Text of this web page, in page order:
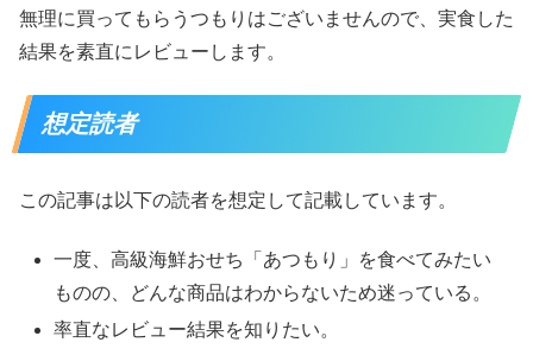
無理に買ってもらうつもりはございませんので、実食した
結果を素直にレビューします。
想定読者
この記事は以下の読者を想定して記載しています。
一度、高級海鮮おせち「あつもり」を食べてみたい
ものの、どんな商品はわからないため迷っている。
率直なレビュー結果を知りたい。